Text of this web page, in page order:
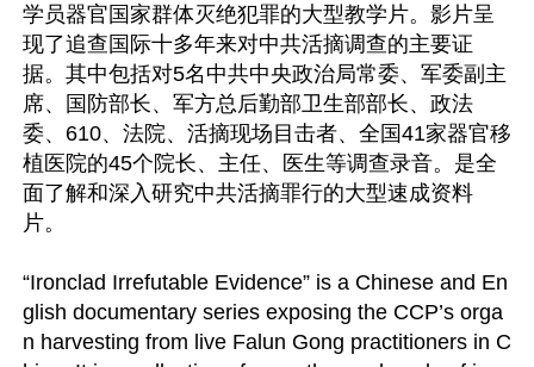
学员器官国家群体灭绝犯罪的大型教学片。影片呈
现了追查国际十多年来对中共活摘调查的主要证
据。其中包括对5名中共中央政治局常委、军委副主
席、国防部长、军方总后勤部卫生部部长、政法
委、610、法院、活摘现场目击者、全国41家器官移
植医院的45个院长、主任、医生等调查录音。是全
面了解和深入研究中共活摘罪行的大型速成资料
片。
“Ironclad Irrefutable Evidence” is a Chinese and En
glish documentary series exposing the CCP’s orga
n harvesting from live Falun Gong practitioners in C